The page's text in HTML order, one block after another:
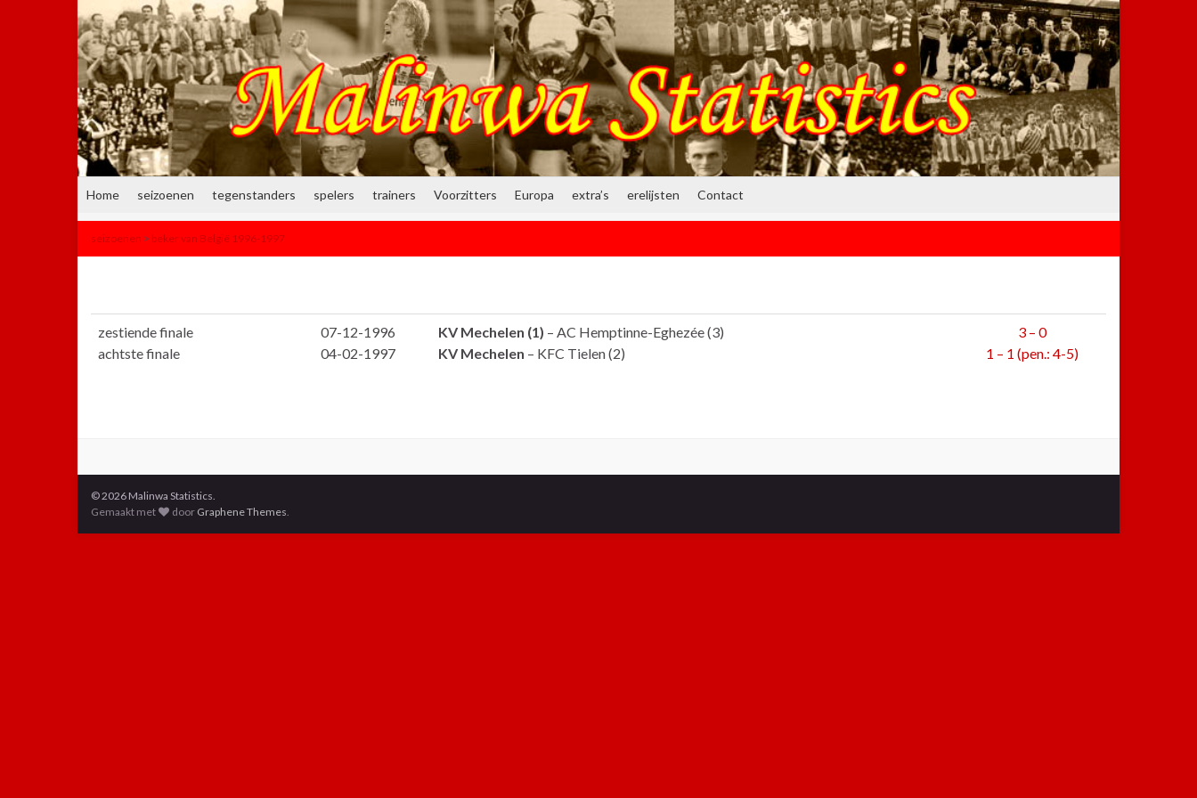
Home seizoenen tegenstanders spelers trainers Voorzitters Europa extra’s erelijsten Contact
seizoenen > beker van België 1996-1997
zestiende finale
achtste finale
07-12-1996
04-02-1997
KV Mechelen (1) – AC Hemptinne-Eghezée (3)
KV Mechelen – KFC Tielen (2)
3 – 0
1 – 1 (pen.: 4-5)
© 2026 Malinwa Statistics.
Gemaakt met
door Graphene Themes.